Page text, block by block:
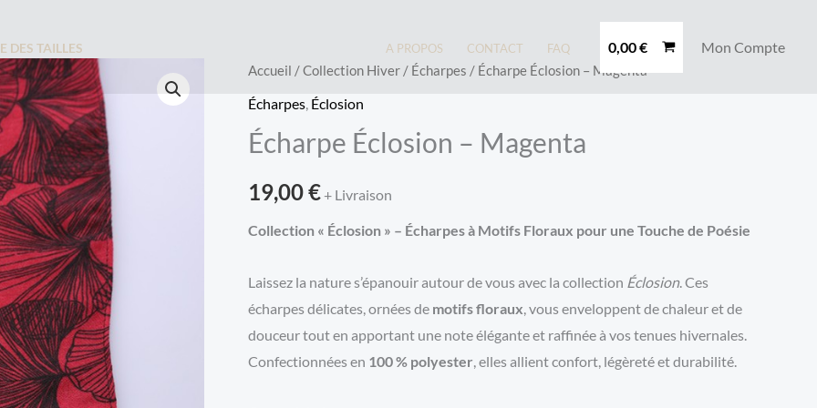
DES TAILLES A PROPOS CONTACT FAQ 0,00€ Mon Compte
Accueil /Collection Hiver / Écharpes / Écharpe Éclosion – Magenta
Écharpes Éclosion
Écharpe Éclosion – Magenta
19,00€ + Livraison
Collection « Éclosion » – Écharpes à Motifs Floraux pour une Touche de Poésie
Laissez la nature s’épanouir autour de vous avec la collection Éclosion. Ces
écharpes délicates, ornées de motifs floraux , vous enveloppent de chaleur et de
douceur tout en apportant une note élégante et raffinée à vos tenues hivernales.
Confectionnées en 100 % polyester , elles allient confort, légèreté et durabilité.